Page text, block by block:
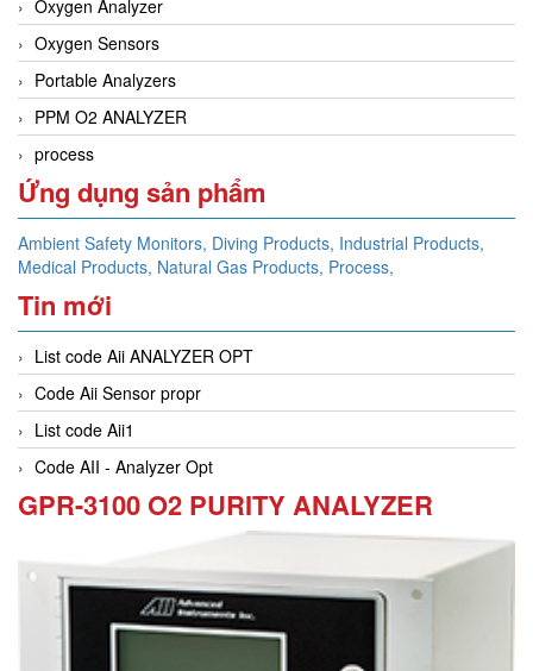
Oxygen Analyzer
Oxygen Sensors
Portable Analyzers
PPM O2 ANALYZER
process
Ứng dụng sản phẩm
Ambient Safety Monitors, Diving Products, Industrial Products,
Medical Products, Natural Gas Products, Process,
Tin mới
List code Aii ANALYZER OPT
Code Aii Sensor propr
List code Aii1
Code AII - Analyzer Opt
GPR-3100 O2 PURITY ANALYZER